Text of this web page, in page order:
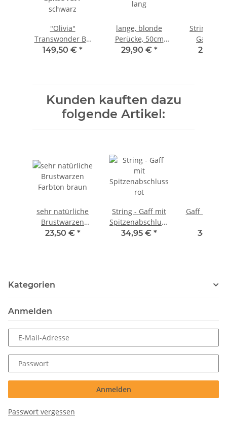
"Olivia"
Transwonder BH
Spitze rot /
149,50 € *
lange, blonde
Perücke, 50cm
lang
29,90 € *
String /
Gaff-
schwarz
29,95
Kunden kauften dazu
folgende Artikel:
sehr natürliche
Brustwarzen
Farbton braun
23,50 € *
String - Gaff mit
Spitzenabschluss
rot
34,95 € *
Gaff mit
34,95
Kategorien
Anmelden
E-Mail-Adresse
Passwort
Anmelden
Passwort vergessen